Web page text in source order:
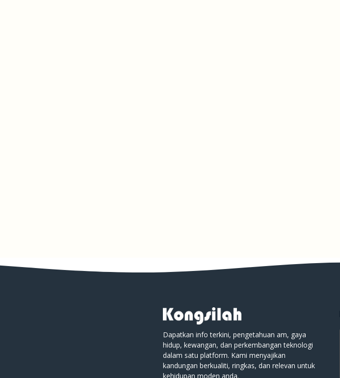
Dapatkan info terkini, pengetahuan am, gaya
hidup, kewangan, dan perkembangan teknologi
dalam satu platform. Kami menyajikan
kandungan berkualiti, ringkas, dan relevan untuk
kehidupan moden anda.